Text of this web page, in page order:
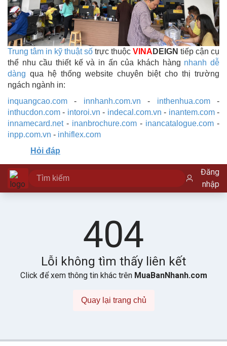
Trung tâm in kỹ thuật số trực thuộc VINA DEIGN tiếp cận cụ
thể nhu cầu thiết kế và in ấn của khách hàng nhanh dễ
dàng qua hệ thống website chuyên biệt cho thị trường
ngách ngành in:
inquangcao.com - innhanh.com.vn - inthenhua.com-
inthucdon.com - intoroi.vn - indecal.com.vn - inantem.com-
innamecard.net- inanbrochure.com - inancatalogue.com -
inpp.com.vn - inhiflex.com
Hỏi đáp